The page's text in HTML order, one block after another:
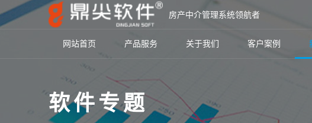
房产中介管理系统领航者
网站首页 产品服务 关于我们 客户案例
软件专题